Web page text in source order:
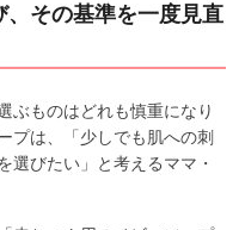
その基準を一度見直
ぶものはどれも慎重になり
プは、「少しでも肌への刺
選びたい」と考えるママ・